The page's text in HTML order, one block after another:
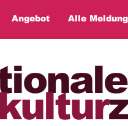
Angebot Alle